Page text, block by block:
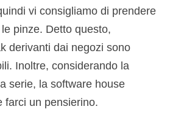
vi consigliamo di prendere
le pinze. Detto questo,
derivanti dai negozi sono
Inoltre, considerando la
serie, la software house
farci un pensierino.